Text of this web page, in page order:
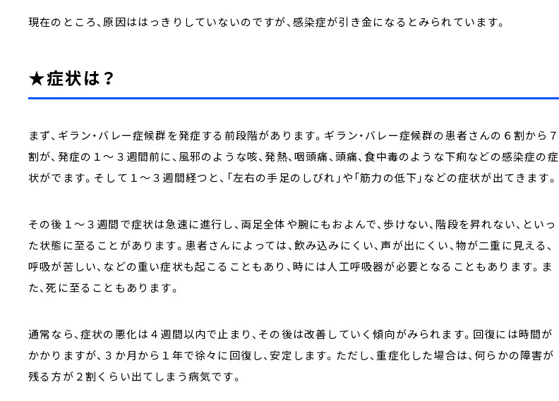
現在のところ、原因ははっきりしていないのですが、感染症が引き金になるとみられています。
★症状は？
まず、ギラン・バレー症候群を発症する前段階があります。ギラン・バレー症候群の患者さんの６割から７
割が、発症の１～３週間前に、風邪のような咳、発熱、咽頭痛、頭痛、食中毒のような下痢などの感染症の症
状がでます。そして１～３週間経つと、「左右の手足のしびれ」や「筋力の低下」などの症状が出てきます。
その後１～３週間で症状は急速に進行し、両足全体や腕にもおよんで、歩けない、階段を昇れない、といっ
た状態に至ることがあります。患者さんによっては、飲み込みにくい、声が出にくい、物が二重に見える、
呼吸が苦しい、などの重い症状も起こることもあり、時には人工呼吸器が必要となることもあります。ま
た、死に至ることもあります。
通常なら、症状の悪化は４週間以内で止まり、その後は改善していく傾向がみられます。回復には時間が
かかりますが、３か月から１年で徐々に回復し、安定します。ただし、重症化した場合は、何らかの障害が
残る方が２割くらい出てしまう病気です。